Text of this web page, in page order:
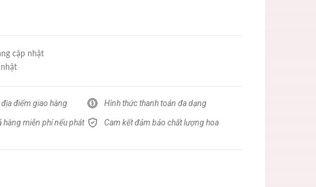
cập nhật
điểm giao hàng Hình thức thanh toán đa dạng
hàng miễn phí nếu phát
Cam kết đảm bảo chất lượng hoa